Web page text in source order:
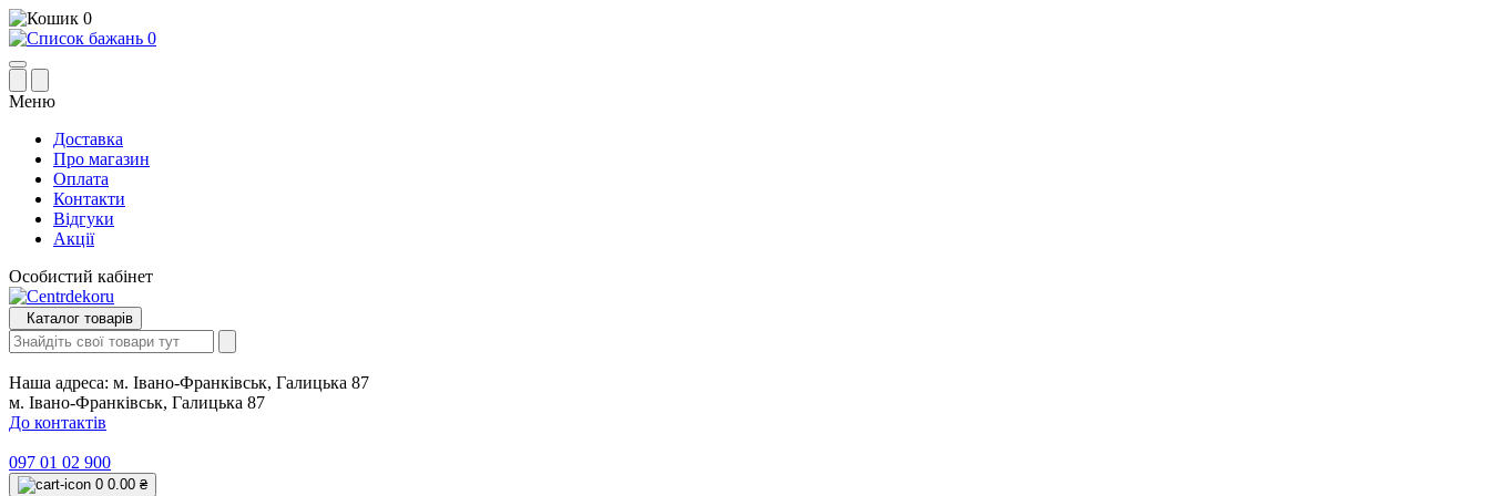
0
0
Меню
Доставка
Про магазин
Оплата
Контакти
Відгуки
Акції
Особистий кабінет
Каталог товарів
Наша адреса: м. Івано-Франківськ, Галицька 87
м. Івано-Франківськ, Галицька 87
До контактів
097 01 02 900
0 0.00 ₴